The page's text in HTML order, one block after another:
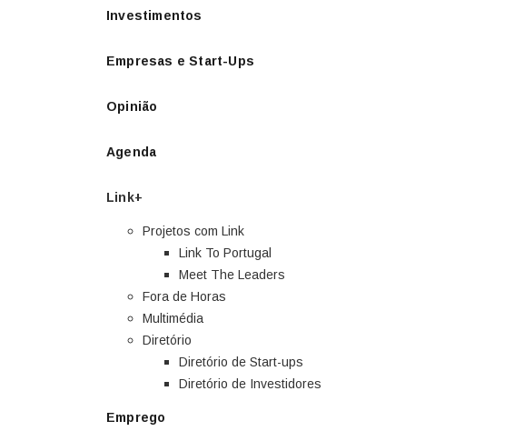
Investimentos
Empresas e Start-Ups
Opinião
Agenda
Link+
Projetos com Link
Link To Portugal
Meet The Leaders
Fora de Horas
Multimédia
Diretório
Diretório de Start-ups
Diretório de Investidores
Emprego